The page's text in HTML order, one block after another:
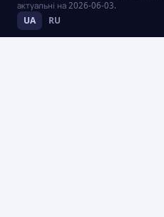
актуальні на 2026-06-03.
UA RU